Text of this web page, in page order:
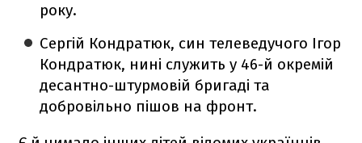
року.
Сергій Кондратюк, син телеведучого Ігор
Кондратюк, нині служить у 46-й окремій
десантно-штурмовій бригаді та
добровільно пішов на фронт.